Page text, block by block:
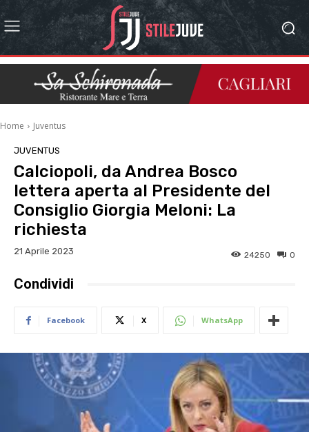
Home Juventus
JUVENTUS
Calciopoli, da Andrea Bosco
lettera aperta al Presidente del
Consiglio Giorgia Meloni: La
richiesta
21 Aprile 2023 0
24250
Condividi
Facebook X WhatsApp